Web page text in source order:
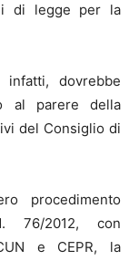
di legge per la
infatti, dovrebbe
al parere della
del Consiglio di
procedimento
76/2012, con
e CEPR, la